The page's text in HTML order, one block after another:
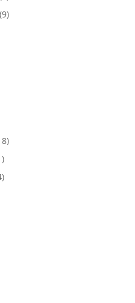
(9)